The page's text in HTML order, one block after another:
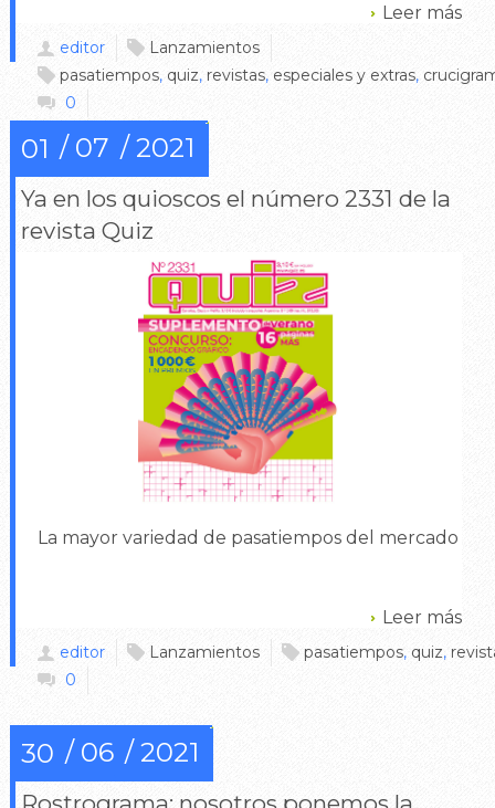
Leer más
editor
Lanzamientos
pasatiempos, quiz, revistas, especiales y extras,
0
01 07 2021
Ya en los quioscos el número 2331 de la
revista Quiz
La mayor variedad de pasatiempos del mercado
Leer más
editor Lanzamientos pasatiempos, quiz,
0
30 06 2021